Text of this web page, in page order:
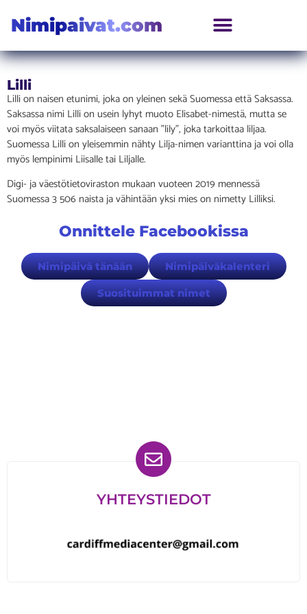
Nimipaivat.com
Lilli
Lilli on naisen etunimi, joka on yleinen sekä Suomessa että Saksassa.
Saksassa nimi Lilli on usein lyhyt muoto Elisabet-nimestä, mutta se
voi myös viitata saksalaiseen sanaan ”lily”, joka tarkoittaa liljaa.
Suomessa Lilli on yleisemmin nähty Lilja-nimen varianttina ja voi olla
myös lempinimi Liisalle tai Liljalle.
Digi- ja väestötietoviraston mukaan vuoteen 2019 mennessä
Suomessa 3 506 naista ja vähintään yksi mies on nimetty Lilliksi.
Onnittele Facebookissa
Nimipäivä tänään Nimipäiväkalenteri
Suosituimmat nimet
YHTEYSTIEDOT